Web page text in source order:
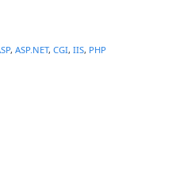
快
, ASP.NET, CGI, IIS, PHP